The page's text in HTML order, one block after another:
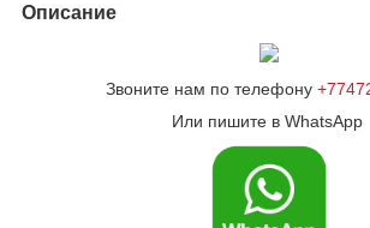
Описание
Звоните нам по телефону
Или пишите в WhatsApp